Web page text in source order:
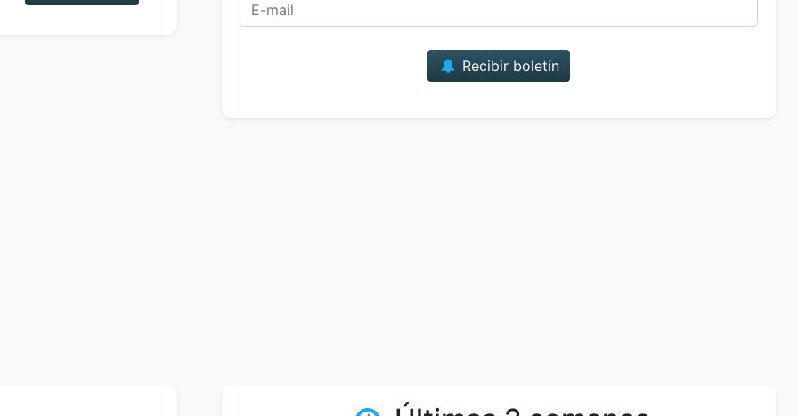
Recibir boletín